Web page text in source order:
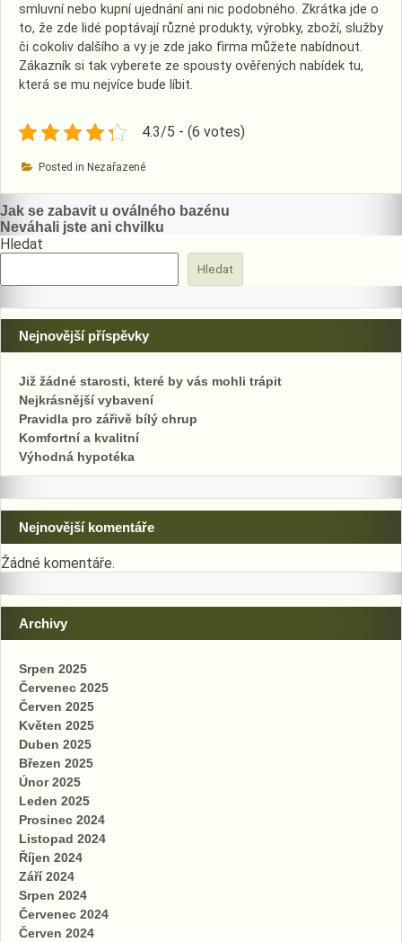
smluvní nebo kupní ujednání ani nic podobného. Zkrátka jde o
to, že zde lidé poptávají různé produkty, výrobky, zboží, služby
či cokoliv dalšího a vy je zde jako firma můžete nabídnout.
Zákazník si tak vyberete ze spousty ověřených nabídek tu,
která se mu nejvíce bude líbit.
4.3/5 - (6 votes)
Posted in Nezařazené
Navigace
pro
Jak se zabavit u oválného bazénu
Neváhali jste ani chvilku
Hledat
Hledat
Nejnovější příspěvky
Již žádné starosti, které by vás mohli trápit
Nejkrásnější vybavení
Pravidla pro zářivě bílý chrup
Komfortní a kvalitní
Výhodná hypotéka
Nejnovější komentáře
Žádné komentáře.
Archivy
Srpen 2025
Červenec 2025
Červen 2025
Květen 2025
Duben 2025
Březen 2025
Únor 2025
Leden 2025
Prosinec 2024
Listopad 2024
Říjen 2024
Září 2024
Srpen 2024
Červenec 2024
Červen 2024